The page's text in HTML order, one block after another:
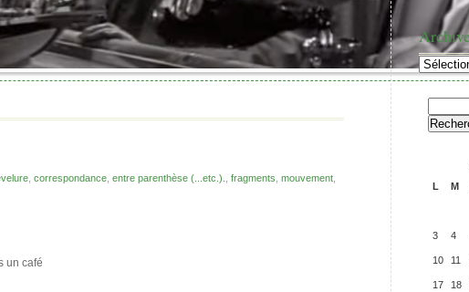
correspondance entre parenthèse (...etc.). fragments mouvement
un café
Archives
L
M
3 4
10 11
17 18